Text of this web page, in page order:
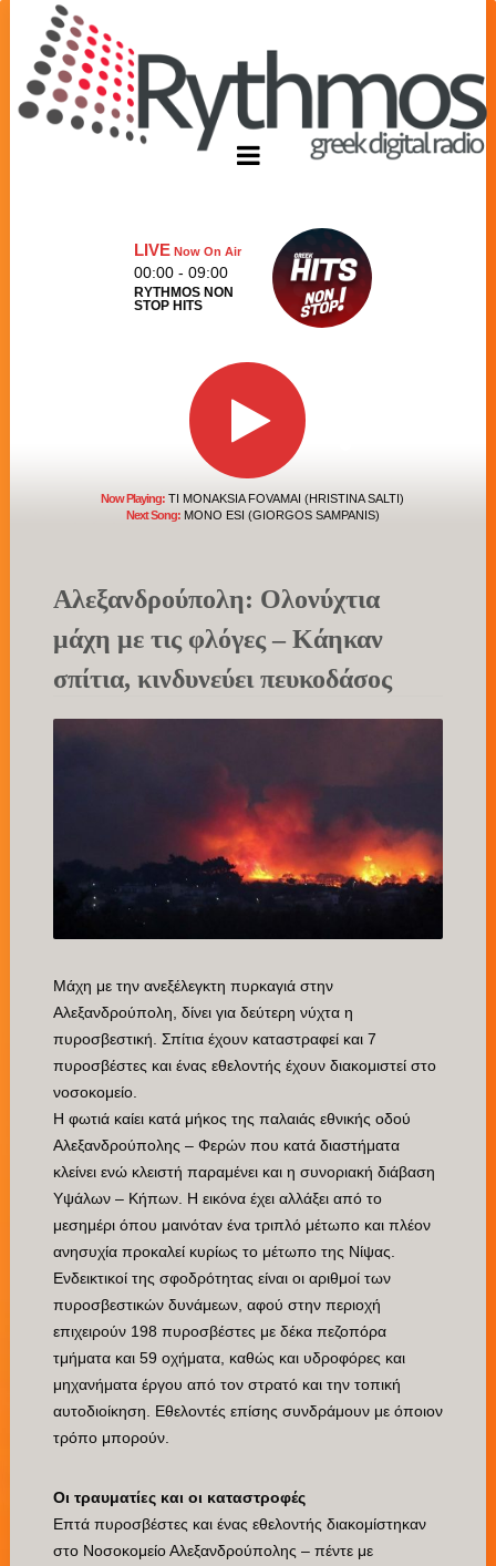
LIVENow On Air
00:00 - 09:00
RYTHMOS NON
STOP HITS
Now Playing: TI MONAKSIA FOVAMAI (HRISTINA SALTI)
Next Song:MONO ESI (GIORGOS SAMPANIS)
Αλεξανδρούπολη: Ολονύχτια
μάχη με τις φλόγες – Κάηκαν
σπίτια, κινδυνεύει πευκοδάσος
Μάχη με την ανεξέλεγκτη πυρκαγιά στην
Αλεξανδρούπολη, δίνει για δεύτερη νύχτα η
πυροσβεστική. Σπίτια έχουν καταστραφεί και 7
πυροσβέστες και ένας εθελοντής έχουν διακομιστεί στο
νοσοκομείο.
Η φωτιά καίει κατά μήκος της παλαιάς εθνικής οδού
Αλεξανδρούπολης – Φερών που κατά διαστήματα
κλείνει ενώ κλειστή παραμένει και η συνοριακή διάβαση
Υψάλων – Κήπων. Η εικόνα έχει αλλάξει από το
μεσημέρι όπου μαινόταν ένα τριπλό μέτωπο και πλέον
ανησυχία προκαλεί κυρίως το μέτωπο της Νίψας.
Ενδεικτικοί της σφοδρότητας είναι οι αριθμοί των
πυροσβεστικών δυνάμεων, αφού στην περιοχή
επιχειρούν 198 πυροσβέστες με δέκα πεζοπόρα
τμήματα και 59 οχήματα, καθώς και υδροφόρες και
μηχανήματα έργου από τον στρατό και την τοπική
αυτοδιοίκηση. Εθελοντές επίσης συνδράμουν με όποιον
τρόπο μπορούν.
Οι τραυματίες και οι καταστροφές
Επτά πυροσβέστες και ένας εθελοντής διακομίστηκαν
στο Νοσοκομείο Αλεξανδρούπολης – πέντε με